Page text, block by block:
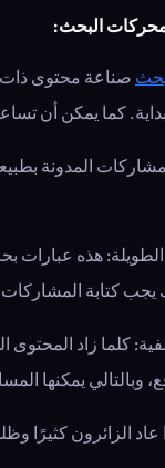
البحث:
صناعة محتوى ذات
كما يمكن أن
مشاركات المدونة
الطويلة: هذه
يجب كتابة
كلما زاد
وبالتالي
عاد الزائرون